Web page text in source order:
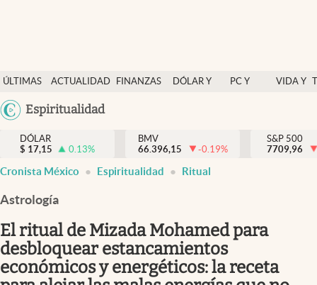
ÚLTIMAS
NOTICIAS
ACTUALIDAD
FINANZAS
DÓLAR Y
PC Y
VIDA Y
México
Espiritualidad
Actualidad
Finanzas y economía
Dólar y mercados
Pc y celular
Vida y estilo
DÓLAR
$ 17,15 0.13%
BMV
66.396,15
-0.19%
S&P 500
7709,96
Cronista México Espiritualidad Ritual
Astrología
El ritual de Mizada Mohamed para
desbloquear estancamientos
económicos y energéticos: la receta